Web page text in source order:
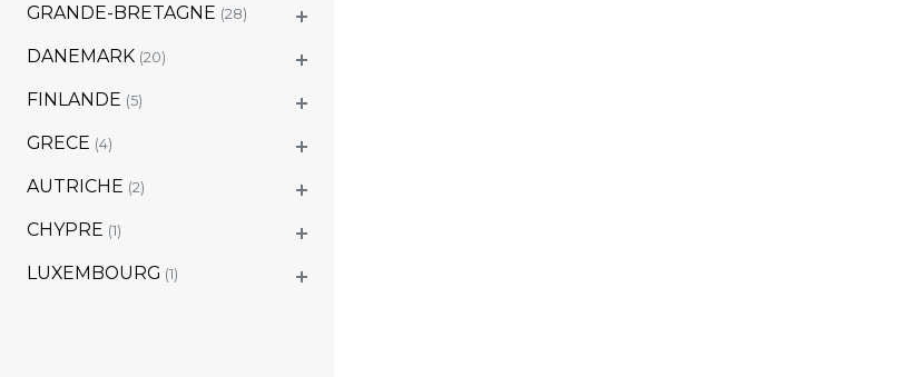
GRANDE-BRETAGNE (28)
DANEMARK (20)
FINLANDE (5)
GRECE (4)
AUTRICHE (2)
CHYPRE (1)
LUXEMBOURG (1)